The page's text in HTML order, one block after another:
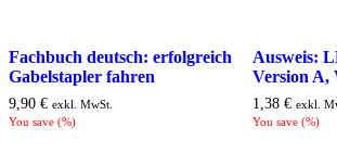
Fachbuch deutsch: erfolgreich
Gabelstapler fahren
9,90 € exkl. MwSt.
You save (%)
Ausweis:
Version A,
1,38 € exkl.
You save (%)